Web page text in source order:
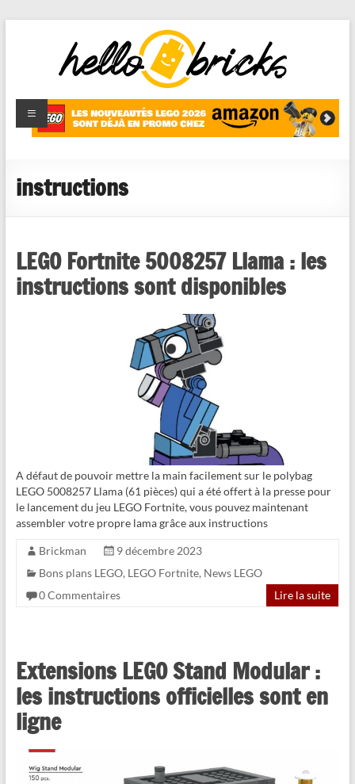
HelloBricks
Blog LEGO,
nouveaut�s
reviews
instructions
LEGO Fortnite 5008257 Llama : les
instructions sont disponibles
A défaut de pouvoir mettre la main facilement sur le polybag
LEGO 5008257 Llama (61 pièces) qui a été offert à la presse pour
le lancement du jeu LEGO Fortnite, vous pouvez maintenant
assembler votre propre lama grâce aux instructions
Brickman
9 décembre 2023
Bons plans LEGO, LEGO Fortnite, News LEGO
0 Commentaires
Lire la suite
Extensions LEGO Stand Modular :
les instructions officielles sont en
ligne